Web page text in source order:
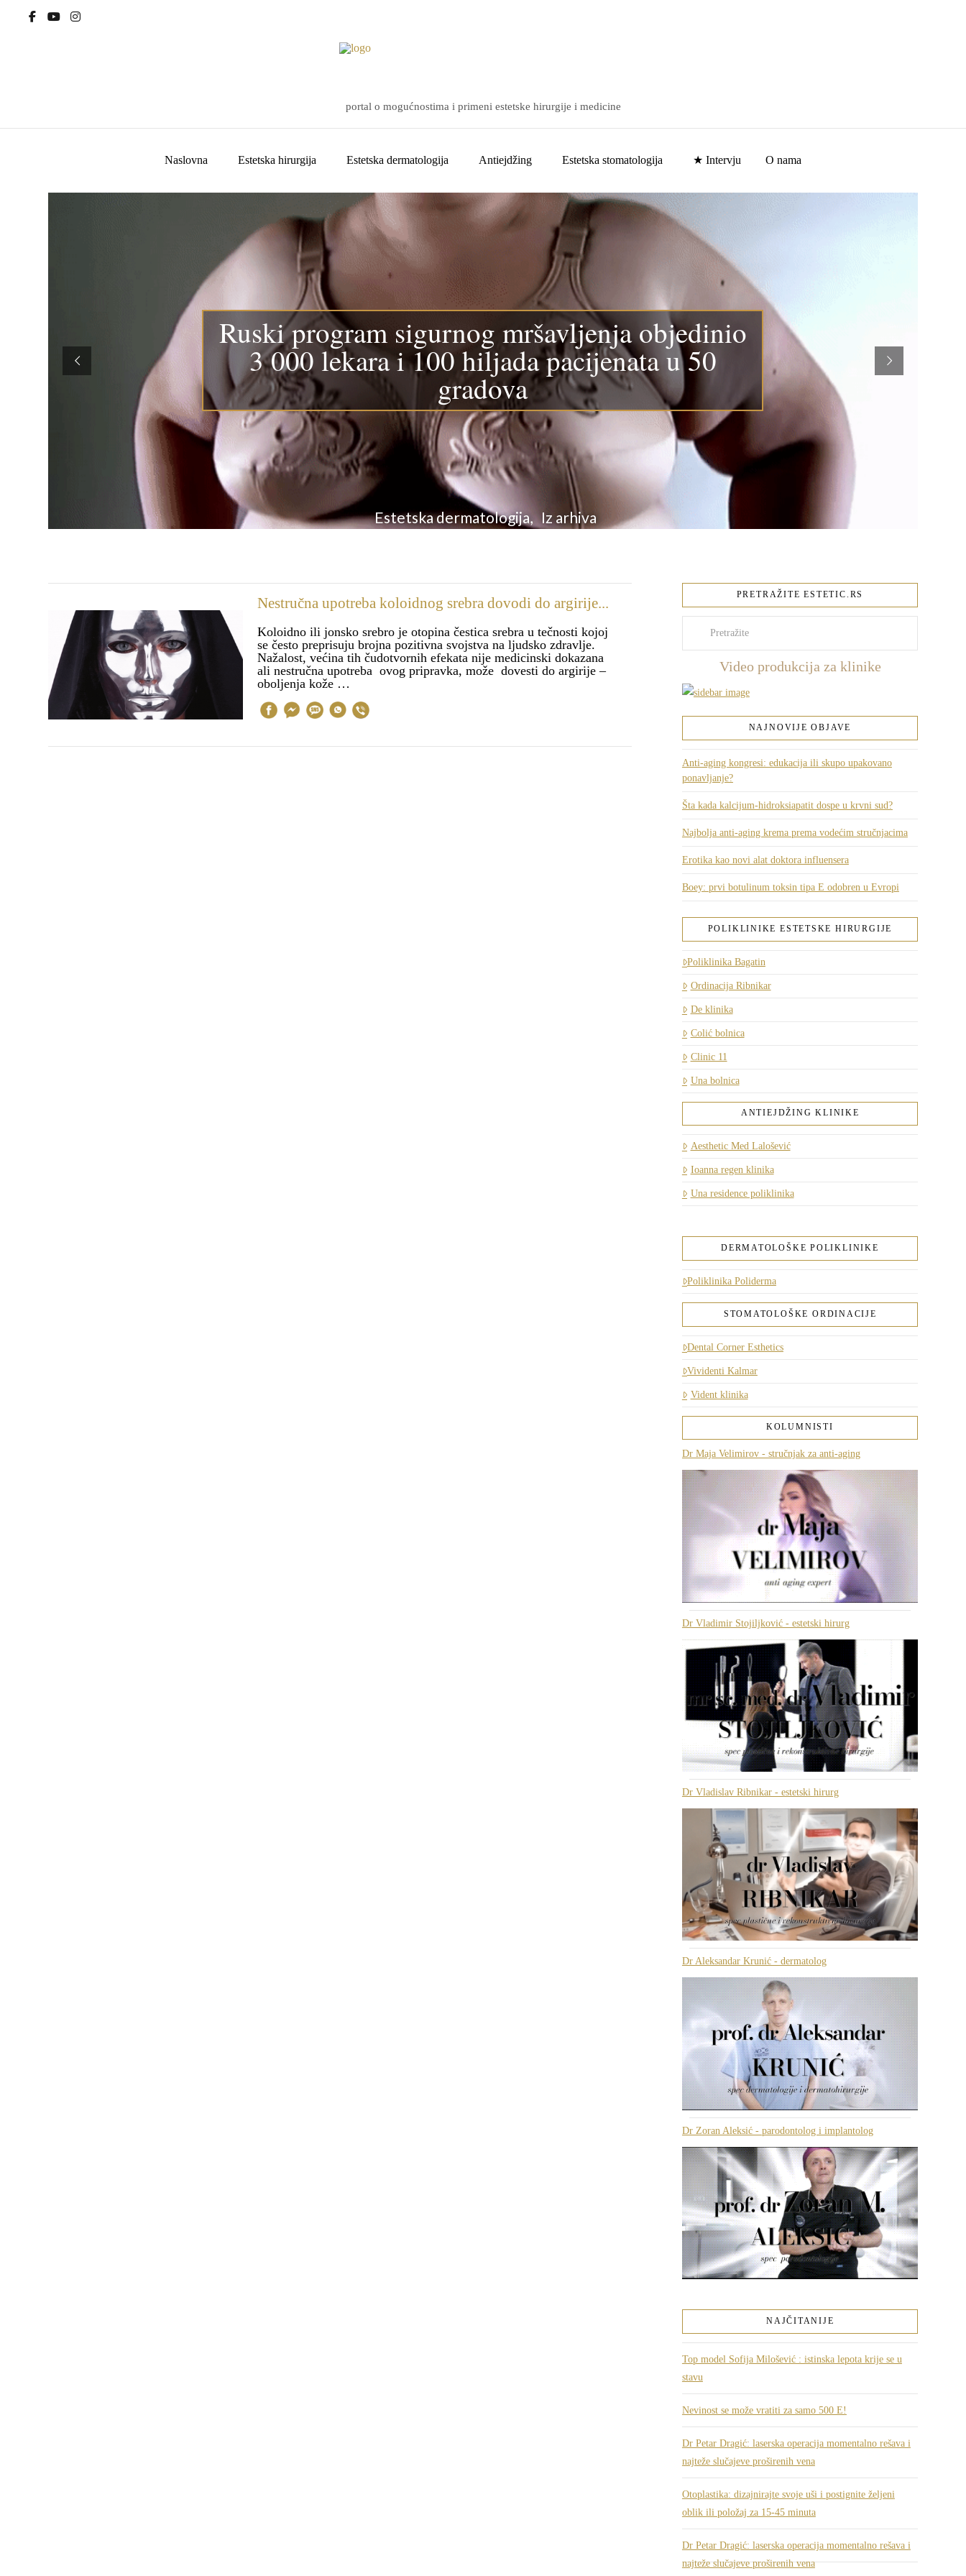
portal o mogućnostima i primeni estetske hirurgije i medicine
Naslovna Estetska hirurgija Estetska dermatologija Antiejdžing Estetska stomatologija ★ Intervju O nama
Ruski program sigurnog mršavljenja objedinio
3 000 lekara i 100 hiljada pacijenata u 50
gradova
Estetska dermatologija, Iz arhiva
Nestručna upotreba koloidnog srebra dovodi do argirije...
Koloidno ili jonsko srebro je otopina čestica srebra u tečnosti kojoj
se često preprisuju brojna pozitivna svojstva na ljudsko zdravlje.
Nažalost, većina tih čudotvornih efekata nije medicinski dokazana
ali nestručna upotreba ovog pripravka, može dovesti do argirije –
oboljenja kože …
PRETRAŽITE ESTETIC.RS
Video produkcija za klinike
NAJNOVIJE OBJAVE
Anti-aging kongresi: edukacija ili skupo upakovano
ponavljanje?
Šta kada kalcijum-hidroksiapatit dospe u krvni sud?
Najbolja anti-aging krema prema vodećim stručnjacima
Erotika kao novi alat doktora influensera
Boey: prvi botulinum toksin tipa E odobren u Evropi
POLIKLINIKE ESTETSKE HIRURGIJE
Poliklinika Bagatin
Ordinacija Ribnikar
De klinika
Colić bolnica
Clinic 11
Una bolnica
ANTIEJDŽING KLINIKE
Aesthetic Med Lalošević
Ioanna regen klinika
Una residence poliklinika
DERMATOLOŠKE POLIKLINIKE
Poliklinika Poliderma
STOMATOLOŠKE ORDINACIJE
Dental Corner Esthetics
Vividenti Kalmar
Vident klinika
KOLUMNISTI
Dr Maja Velimirov - stručnjak za anti-aging
Dr Vladimir Stojiljković - estetski hirurg
Dr Vladislav Ribnikar - estetski hirurg
Dr Aleksandar Krunić - dermatolog
Dr Zoran Aleksić - parodontolog i implantolog
NAJČITANIJE
Top model Sofija Milošević : istinska lepota krije se u
stavu
Nevinost se može vratiti za samo 500 E!
Dr Petar Dragić: laserska operacija momentalno rešava i
najteže slučajeve proširenih vena
Otoplastika: dizajnirajte svoje uši i postignite željeni
oblik ili položaj za 15-45 minuta
Dr Petar Dragić: laserska operacija momentalno rešava i
najteže slučajeve proširenih vena